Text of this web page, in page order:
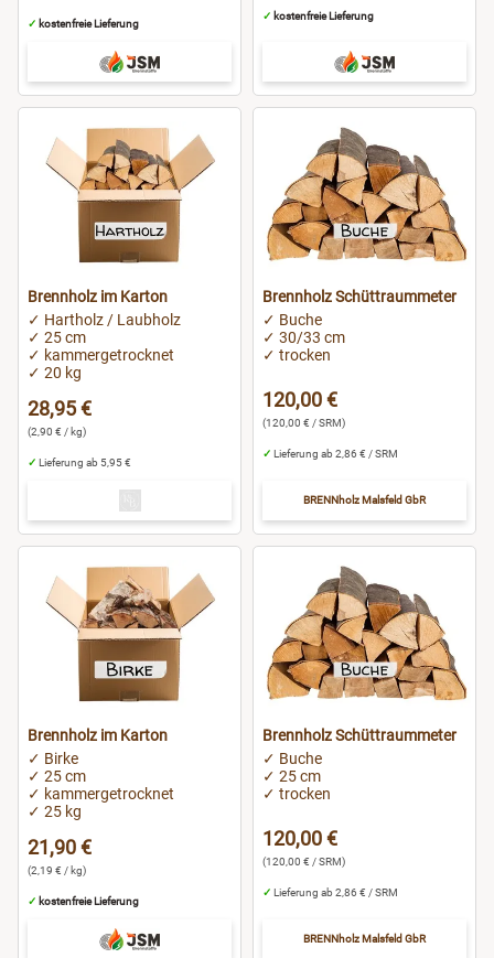
✓ kostenfreie Lieferung
✓ kostenfreie Lieferung
Brennholz im Karton
✓ Hartholz / Laubholz
✓ 25 cm
✓ kammergetrocknet
✓ 20 kg
28,95 €
(2,90 € / kg)
✓ Lieferung ab 5,95 €
Brennholz Schüttraummeter
✓ Buche
✓ 30/33 cm
✓ trocken
120,00 €
(120,00 € / SRM)
✓ Lieferung ab 2,86 € / SRM
BRENNholz Malsfeld GbR
Brennholz im Karton
✓ Birke
✓ 25 cm
✓ kammergetrocknet
✓ 25 kg
21,90 €
(2,19 € / kg)
✓ kostenfreie Lieferung
Brennholz Schüttraummeter
✓ Buche
✓ 25 cm
✓ trocken
120,00 €
(120,00 € / SRM)
✓ Lieferung ab 2,86 € / SRM
BRENNholz Malsfeld GbR
Köln
Lippstadt
Ludwigsburg
Lüneburg
Magdeburg
Mainz
München
Menden
Nürnberg
Oldenburg
Potsdam
Ravensburg
Regensburg